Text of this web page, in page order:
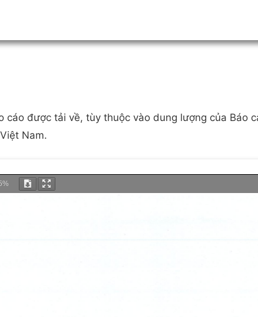
cáo được tải về, tùy thuộc vào dung lượng của Báo
Nam.